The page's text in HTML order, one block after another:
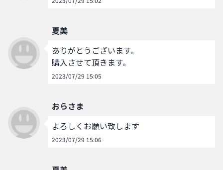
夏美
ありがとうございます。
購入させて頂きます。
2023/07/29 15:05
おらさま
よろしくお願い致します
2023/07/29 15:06